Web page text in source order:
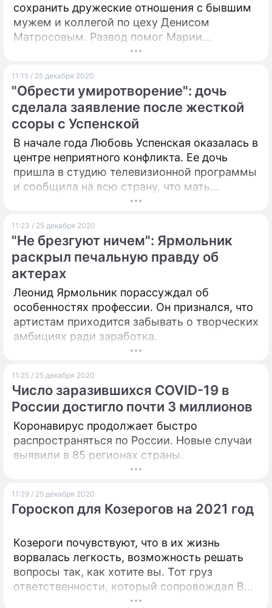
сохранить дружеские отношения с бывшим
мужем и коллегой по цеху Денисом
Матросовым. Развод помог Марии
Куликовой понять, что счастье любит
11:15 / 25 декабря 2020
"Обрести умиротворение": дочь
сделала заявление после жесткой
ссоры с Успенской
В начале года Любовь Успенская оказалась в
центре неприятного конфликта. Ее дочь
пришла в студию телевизионной программы
и сообщила на всю страну, что мать
запирала ее в ванной и чуть ли не пыталась
психологическое давление.
11:23 / 25 декабря 2020
"Не брезгуют ничем": Ярмольник
раскрыл печальную правду об
актерах
Леонид Ярмольник порассуждал об
особенностях профессии. Он признался, что
артистам приходится забывать о творческих
амбициях ради заработка.
11:25 / 25 декабря 2020
Число заразившихся COVID-19 в
России достигло почти 3 миллионов
Коронавирус продолжает быстро
распространяться по России. Новые случаи
выявили в 85 регионах страны.
11:29 / 25 декабря 2020
Гороскоп для Козерогов на 2021 год
Козероги почувствуют, что в их жизнь
ворвалась легкость, возможность решать
вопросы так, как хотите вы. Тот груз
ответственности, который сопровождал Вас
последние пару-тройку лет, вдруг куда-то